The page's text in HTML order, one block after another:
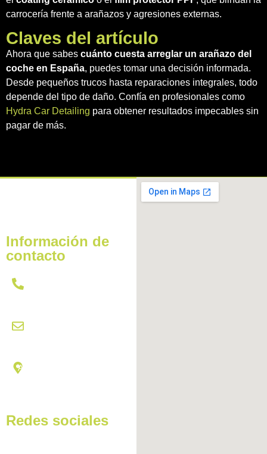
carrocería frente a arañazos y agresiones externas.
Claves del artículo
Ahora que sabes cuánto cuesta arreglar un arañazo del
coche en España, puedes tomar una decisión informada.
Desde pequeños trucos hasta reparaciones integrales, todo
depende del tipo de daño. Confía en profesionales como
Hydra Car Detailing para obtener resultados impecables sin
pagar de más.
Av Miguel Hernández, 102,
Información de
contacto
Redes sociales